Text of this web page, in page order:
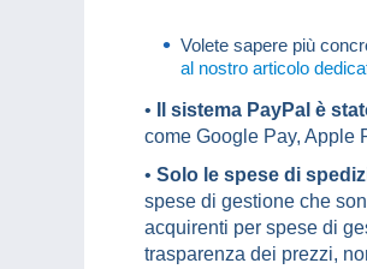
Volete sapere più
al nostro articolo
• Il sistema PayPal è
come Google Pay, Apple
• Solo le spese di
spese di gestione che
acquirenti per spese di
trasparenza dei prezzi,